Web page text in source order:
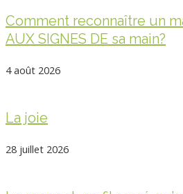
Comment reconnaître un
AUX SIGNES DE sa main?
4 août 2026
La joie
28 juillet 2026